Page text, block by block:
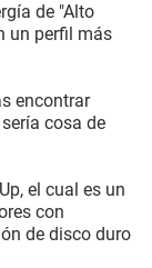
de "Alto
un perfil más
encontrar
cosa de
el cual es un
con
de disco duro